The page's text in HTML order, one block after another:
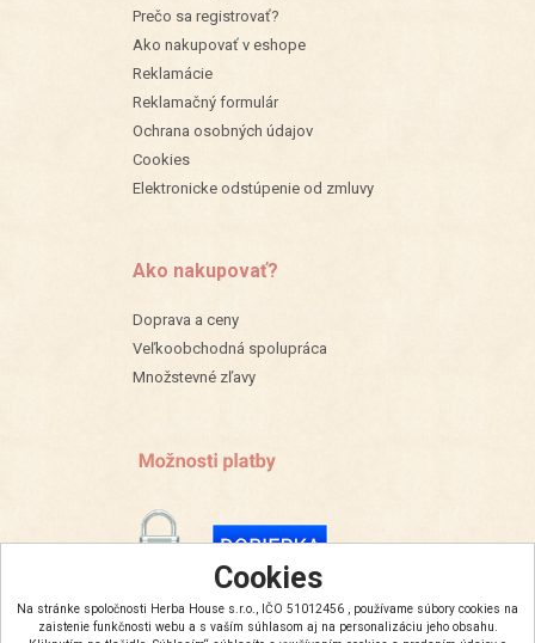
Cookies
Na stránke spoločnosti Herba House s.r.o., IČO 51012456 , používame súbory cookies na
zaistenie funkčnosti webu a s vaším súhlasom aj na personalizáciu jeho obsahu.
Prečo sa registrovať?
Ako nakupovať v eshope
Reklamácie
Reklamačný formulár
Ochrana osobných údajov
Cookies
Elektronicke odstúpenie od zmluvy
Ako nakupovať?
Doprava a ceny
Veľkoobchodná spolupráca
Množstevné zľavy